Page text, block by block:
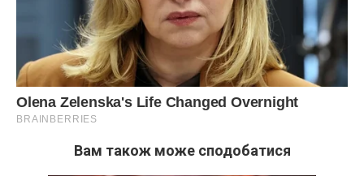
Вам також може сподобатися